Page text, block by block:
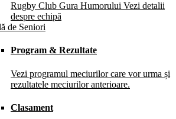
Rugby Club Gura Humorului Vezi detalii
despre echipă
de Seniori
Program & Rezultate
Vezi programul meciurilor care vor urma și
rezultatele meciurilor anterioare.
Clasament